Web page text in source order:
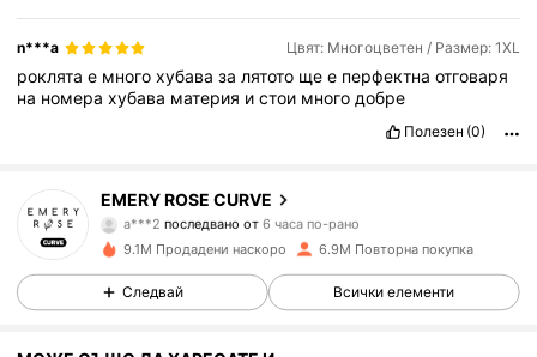
n***a Цвят: Многоцветен / Размер: 1XL
роклятае многохубаваза лятото щее перфектнаотговаря
на номерахубава материя истои много добре
Полезен (0)
EMERY ROSE CURVE
a***2 последвано от6 часа по-рано
m***e разглежда
4.81
1M Последователи
9.1M Продадени наскоро 6.9M Повторна покупка
Следвай Всички елементи